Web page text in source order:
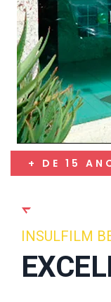
+ DE 15
INSULFILM